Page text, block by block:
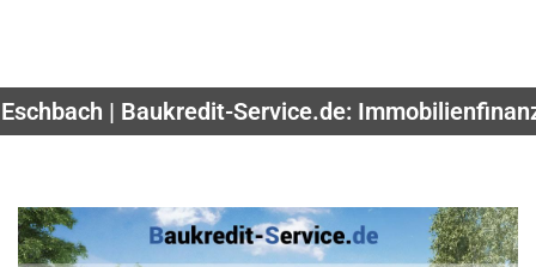
| Baukredit-Service.de: